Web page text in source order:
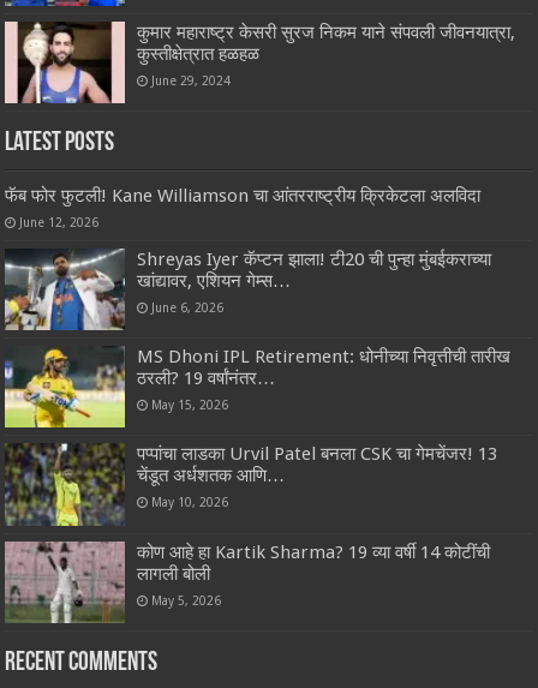
कुमार महाराष्ट्र केसरी सुरज निकम याने संपवली जीवनयात्रा,
कुस्तीक्षेत्रात हळहळ
June 29, 2024
Latest Posts
फॅब फोर फुटली! Kane Williamson चा आंतरराष्ट्रीय क्रिकेटला अलविदा
June 12, 2026
Shreyas Iyer कॅप्टन झाला! टी20 ची पुन्हा मुंबईकराच्या
खांद्यावर, एशियन गेम्स…
June 6, 2026
MS Dhoni IPL Retirement: धोनीच्या निवृत्तीची तारीख
ठरली? 19 वर्षांनंतर…
May 15, 2026
पप्पांचा लाडका Urvil Patel बनला CSK चा गेमचेंजर! 13
चेंडूत अर्धशतक आणि…
May 10, 2026
कोण आहे हा Kartik Sharma? 19 व्या वर्षी 14 कोटींची
लागली बोली
May 5, 2026
Recent Comments